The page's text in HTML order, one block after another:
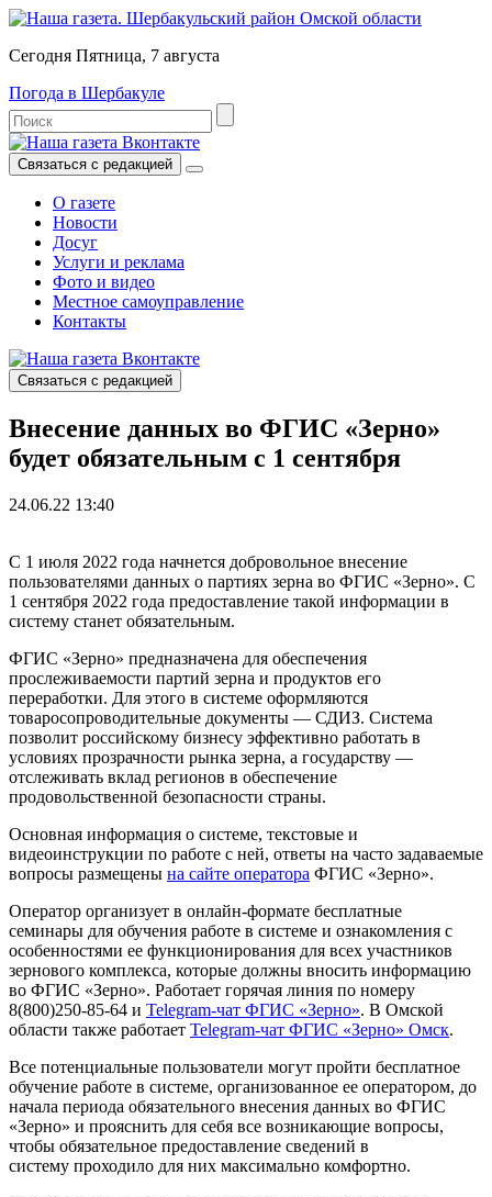
Сегодня Пятница, 7 августа
Погода в Шербакуле
Связаться с редакцией
О газете
Новости
Досуг
Услуги и реклама
Фото и видео
Местное самоуправление
Контакты
Связаться с редакцией
Внесение данных во ФГИС «Зерно»
будет обязательным с 1 сентября
24.06.22 13:40
С 1 июля 2022 года начнется добровольное внесение
пользователями данных о партиях зерна во ФГИС «Зерно». С
1 сентября 2022 года предоставление такой информации в
систему станет обязательным.
ФГИС «Зерно» предназначена для обеспечения
прослеживаемости партий зерна и продуктов его
переработки. Для этого в системе оформляются
товаросопроводительные документы — СДИЗ. Система
позволит российскому бизнесу эффективно работать в
условиях прозрачности рынка зерна, а государству —
отслеживать вклад регионов в обеспечение
продовольственной безопасности страны.
Основная информация о системе, текстовые и
видеоинструкции по работе с ней, ответы на часто задаваемые
вопросы размещены на сайте оператора ФГИС «Зерно».
Оператор организует в онлайн-формате бесплатные
семинары для обучения работе в системе и ознакомления с
особенностями ее функционирования для всех участников
зернового комплекса, которые должны вносить информацию
во ФГИС «Зерно». Работает горячая линия по номеру
8(800)250-85-64 и Telegram-чат ФГИС «Зерно». В Омской
области также работает Telegram-чат ФГИС «Зерно» Омск.
Все потенциальные пользователи могут пройти бесплатное
обучение работе в системе, организованное ее оператором, до
начала периода обязательного внесения данных во ФГИС
«Зерно» и прояснить для себя все возникающие вопросы,
чтобы обязательное предоставление сведений в
систему проходило для них максимально комфортно.